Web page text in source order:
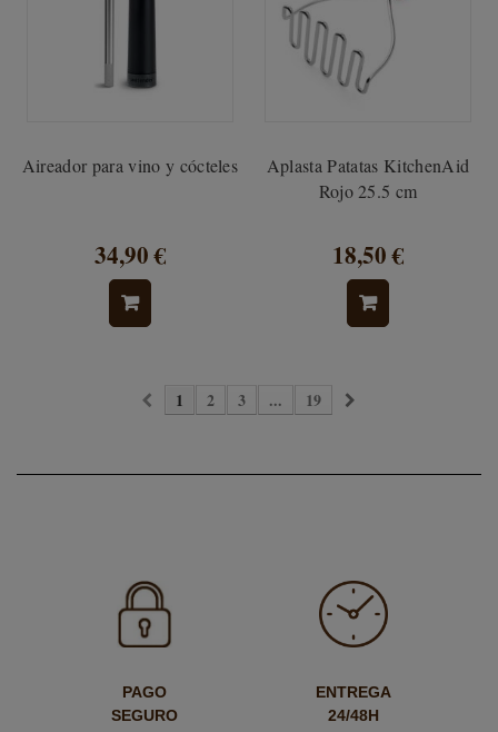
Aireador para vino y cócteles
34,90 €
Aplasta Patatas KitchenAid
Rojo 25.5 cm
18,50 €
1 2 3 ... 19
PAGO
SEGURO
ENTREGA
24/48H